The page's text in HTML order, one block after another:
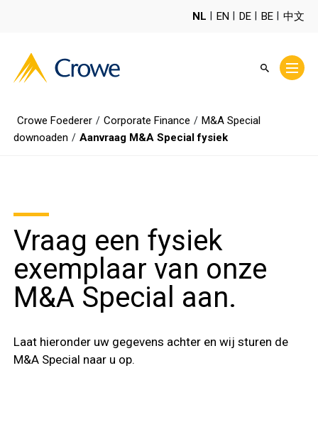
NL EN DE BE 中文
Crowe Foederer / Corporate Finance / M&A Special
downoaden / Aanvraag M&A Special fysiek
Vraag een fysiek
exemplaar van onze
M&A Special aan.
Laat hieronder uw gegevens achter en wij sturen de
M&A Special naar u op.